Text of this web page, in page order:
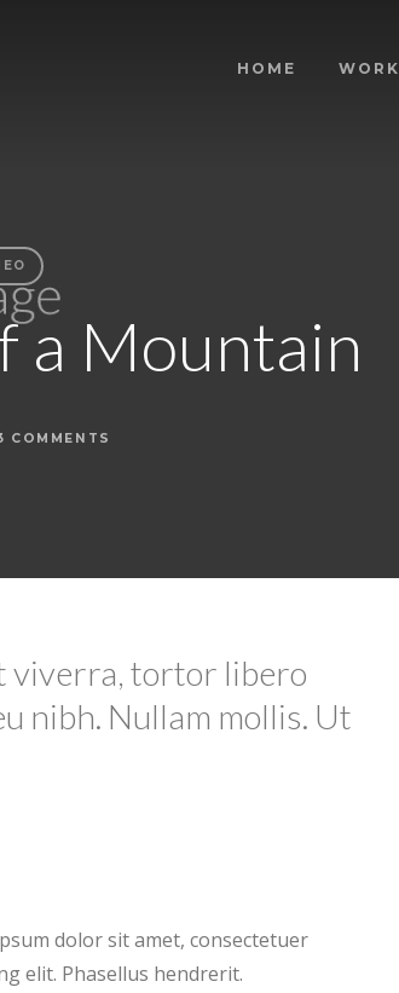
HOME WORK
a Mountain
COMMENTS
viverra, tortor libero
nibh. Nullam mollis. Ut
dolor sit amet, consectetuer
elit. Phasellus hendrerit.